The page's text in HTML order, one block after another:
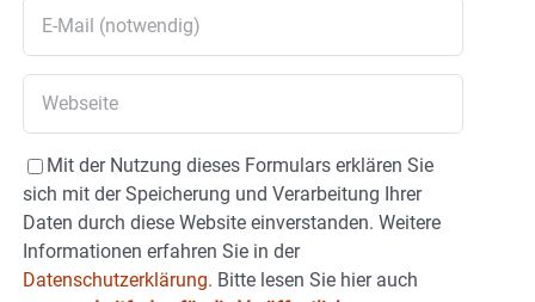
Mit der Nutzung dieses Formulars erklären Sie
sich mit der Speicherung und Verarbeitung Ihrer
Daten durch diese Website einverstanden. Weitere
Informationen erfahren Sie in der
Datenschutzerklärung. Bitte lesen Sie hier auch